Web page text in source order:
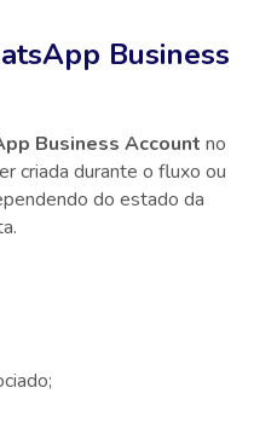
Business
Business Account no
criada durante o fluxo ou
do estado da